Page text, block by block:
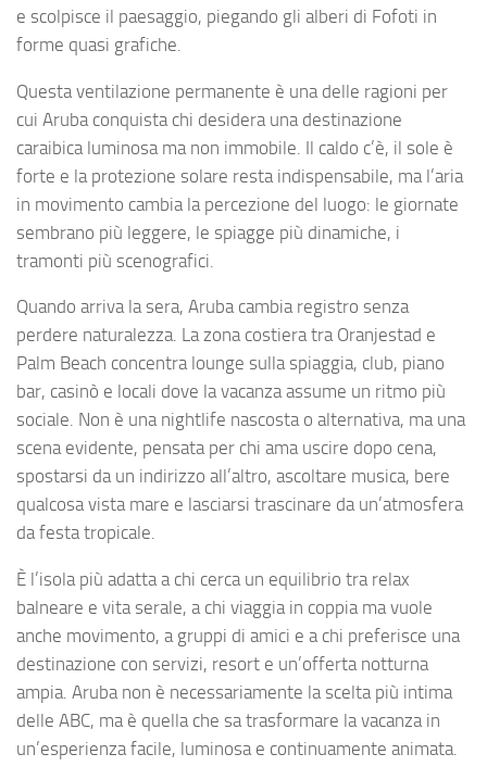
e scolpisce il paesaggio, piegando gli alberi di Fofoti in
forme quasi grafiche.
Questa ventilazione permanente è una delle ragioni per
cui Aruba conquista chi desidera una destinazione
caraibica luminosa ma non immobile. Il caldo c’è, il sole è
forte e la protezione solare resta indispensabile, ma l’aria
in movimento cambia la percezione del luogo: le giornate
sembrano più leggere, le spiagge più dinamiche, i
tramonti più scenografici.
Quando arriva la sera, Aruba cambia registro senza
perdere naturalezza. La zona costiera tra Oranjestad e
Palm Beach concentra lounge sulla spiaggia, club, piano
bar, casinò e locali dove la vacanza assume un ritmo più
sociale. Non è una nightlife nascosta o alternativa, ma una
scena evidente, pensata per chi ama uscire dopo cena,
spostarsi da un indirizzo all’altro, ascoltare musica, bere
qualcosa vista mare e lasciarsi trascinare da un’atmosfera
da festa tropicale.
È l’isola più adatta a chi cerca un equilibrio tra relax
balneare e vita serale, a chi viaggia in coppia ma vuole
anche movimento, a gruppi di amici e a chi preferisce una
destinazione con servizi, resort e un’offerta notturna
ampia. Aruba non è necessariamente la scelta più intima
delle ABC, ma è quella che sa trasformare la vacanza in
un’esperienza facile, luminosa e continuamente animata.